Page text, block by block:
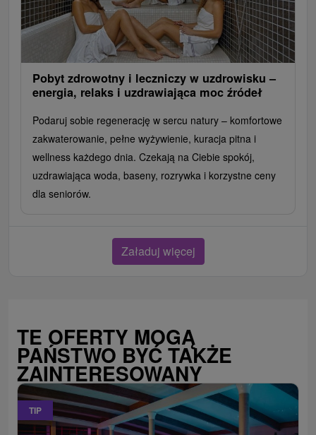
Pobyt zdrowotny i leczniczy w uzdrowisku –
energia, relaks i uzdrawiająca moc źródeł
Podaruj sobie regenerację w sercu natury – komfortowe
zakwaterowanie, pełne wyżywienie, kuracja pitna i
wellness każdego dnia. Czekają na Ciebie spokój,
uzdrawiająca woda, baseny, rozrywka i korzystne ceny
dla seniorów.
Załaduj więcej
TE OFERTY MOGĄ
PAŃSTWO BYĆ TAKŻE
ZAINTERESOWANY
TIP